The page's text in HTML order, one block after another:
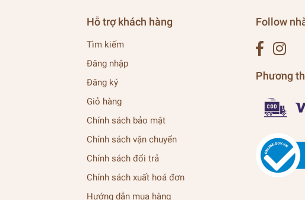
Hỗ trợ khách hàng
Tìm kiếm
Đăng nhập
Đăng ký
Giỏ hàng
Chính sách bảo mật
Chính sách vận chuyển
Chính sách đổi trả
Chính sách xuất hoá đơn
Hướng dẫn mua hàng
Follow
Phương